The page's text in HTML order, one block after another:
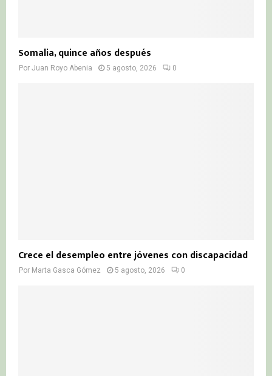
Somalia, quince años después
Por Juan Royo Abenia 5 agosto, 2026 0
Crece el desempleo entre jóvenes con discapacidad
Por Marta Gasca Gómez 5 agosto, 2026 0